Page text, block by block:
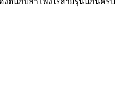
องต้นกับลำโพงไร้สายรุ่นนี้กันครับ